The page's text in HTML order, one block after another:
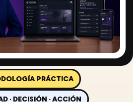
PRÁCTICA
· DECISIÓN · ACCIÓN